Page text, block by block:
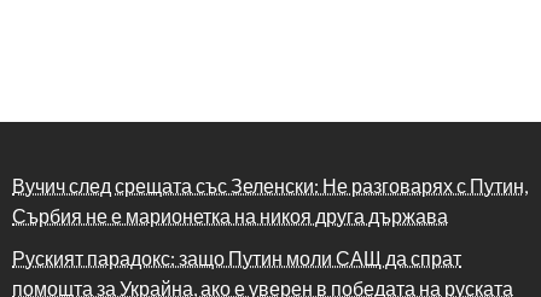
Вучич след срещата със Зеленски: Не разговарях с Путин,
Сърбия не е марионетка на никоя друга държава
Руският парадокс: защо Путин моли САЩ да спрат
помощта за Украйна, ако е уверен в победата на руската